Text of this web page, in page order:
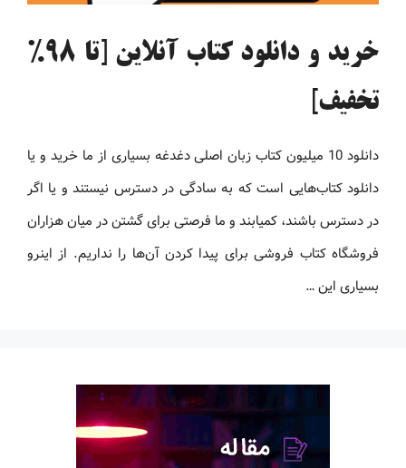
خرید و دانلود کتاب آنلاین [تا 98%
تخفیف]
دانلود 10 میلیون کتاب زبان اصلی دغدغه بسیاری از ما خرید و یا
دانلود کتاب‌هایی است که به سادگی در دسترس نیستند و یا اگر
در دسترس باشند، کمیابند و ما فرصتی برای گشتن در میان هزاران
فروشگاه کتاب فروشی برای پیدا کردن آن‌ها را نداریم. از اینرو
بسیاری این …